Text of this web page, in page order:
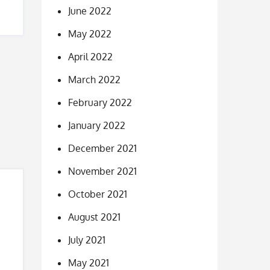
June 2022
May 2022
April 2022
March 2022
February 2022
January 2022
December 2021
November 2021
October 2021
August 2021
July 2021
May 2021